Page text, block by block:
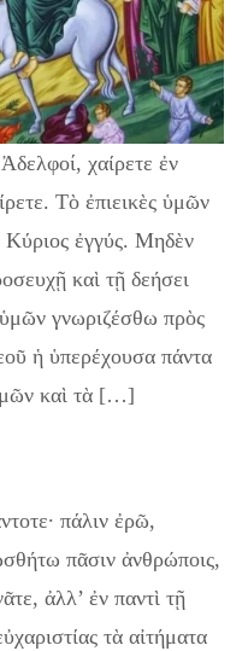
χαίρετε ἐν
Τὸ ἐπιεικὲς ὑμῶν
ἐγγύς. Μηδὲν
καὶ τῇ δεήσει
ὑμῶν γνωριζέσθω πρὸς
ἡ ὑπερέχουσα πάντα
καὶ τὰ […]
πάλιν ἐρῶ,
πᾶσιν ἀνθρώποις,
ἀλλ’ ἐν παντὶ τῇ
τὰ αἰτήματα